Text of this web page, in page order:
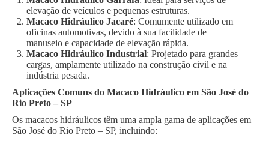
elevação de veículos e pequenas estruturas.
Macaco Hidráulico Jacaré: Comumente utilizado em
oficinas automotivas, devido à sua facilidade de
manuseio e capacidade de elevação rápida.
Macaco Hidráulico Industrial: Projetado para grandes
cargas, amplamente utilizado na construção civil e na
indústria pesada.
Aplicações Comuns do Macaco Hidráulico em São José do
Rio Preto – SP
Os macacos hidráulicos têm uma ampla gama de aplicações em
São José do Rio Preto – SP, incluindo: